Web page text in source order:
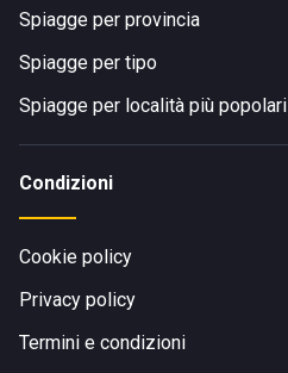
Spiagge per provincia
Spiagge per tipo
Spiagge per località più popolari
Condizioni
Cookie policy
Privacy policy
Termini e condizioni